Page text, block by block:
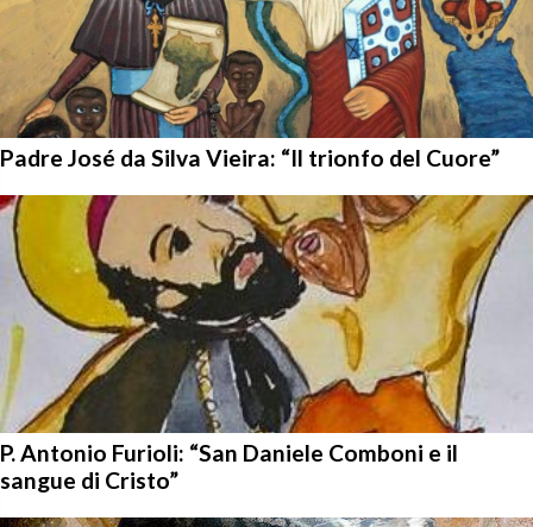
Padre José da Silva Vieira: “Il trionfo del Cuore”
P. Antonio Furioli: “San Daniele Comboni e il
sangue di Cristo”